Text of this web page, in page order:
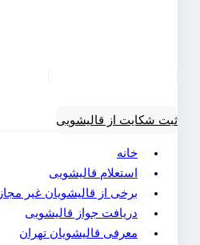
ثبت شکایت از قالیشویی
خانه
استعلام قالیشویی
برخی از قالیشویان غیر مجاز
دریافت جواز قالیشویی
معرفی قالیشویان تهران